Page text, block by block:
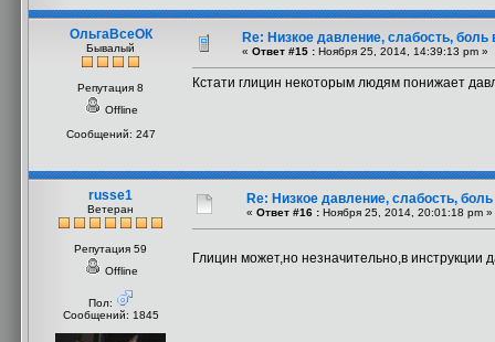
ОльгаВсеОК
Бывалый
Репутация 8
Offline
Сообщений: 247
Re: Низкое давление, слабость, боль
« Ответ #15 : Ноября 25, 2014, 14:39:13 pm »
Кстати глицин некоторым людям понижает
russe1
Ветеран
Репутация 59
Offline
Пол:
Сообщений: 1845
Re: Низкое давление, слабость,
« Ответ #16 : Ноября 25, 2014, 20:01:18 pm »
Глицин может,но незначительно,в